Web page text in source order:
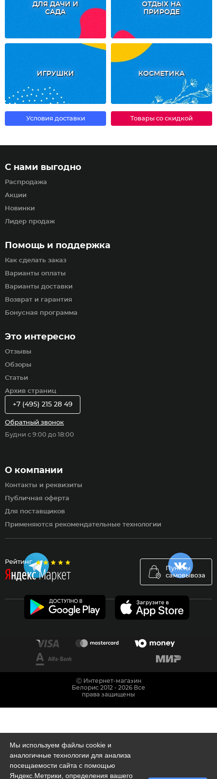
ДЛЯ ДАЧИ И
САДА
ОТДЫХ НА
ПРИРОДЕ
ИГРУШКИ КОСМЕТИКА
Условия доставки Товары со скидкой
Рейтинг
Пункты
самовывоза
Помощь и поддержка
Как сделать заказ
Варианты оплаты
Варианты доставки
Возврат и гарантия
Бонусная программа
С нами выгодно
Распродажа
Акции
Новинки
Лидер продаж
Это интересно
Отзывы
Обзоры
Статьи
Архив страниц
О компании
Контакты и реквизиты
Публичная оферта
Для поставщиков
Применяются рекомендательные технологии
+7 (495) 215 28 49
Обратный звонок
Будни с 9:00 до 18:00
Мы используем файлы cookie и
аналогичные технологии для анализа
посещаемости сайта с помощью
Яндекс.Метрики, определения вашего
Ⓒ Интернет-магазин
Белорис 2012 - 2026 Все
права защищены